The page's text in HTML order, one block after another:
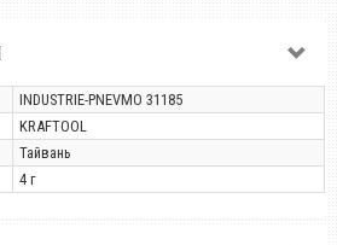
INDUSTRIE-PNEVMO 31185
KRAFTOOL
Тайвань
4 г